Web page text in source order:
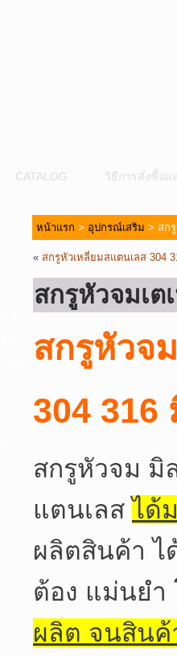
CATALOG วิธีการสั่งซื้อแ
าหกรรม
หน้าแรก > อุปกรณ์เสริม > สก
« สกรูหัวเหลี่ยมสแตนเลส 304
สกรูหัวจมเต
สกรูหัวจ
304 316
สกรูหัวจม มิ
แตนเลสได้
ผลิตสินค้า
ต้อง แม่นยำ
ผลิต จนสินค้